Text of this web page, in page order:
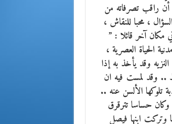
الوهاب بعد أن راقب تصرفاته من
، محبا للنقاش ،
.. ” ( ص 27) ويتابع وصفه في مكان آخر قائلا : ”
الحياة العصرية ،
وقد يأخذ به إذا
.. وقد لمست فيه ان
تلوكها الألسن عنه ..
، وكان حساسا تترقرق
وتركت ابنها فيصل